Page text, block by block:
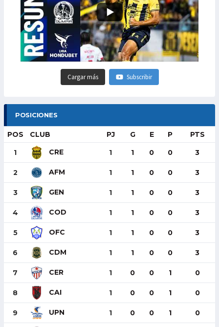
Cargar más Subscribir
POSICIONES
POS CLUB PJ G E P PTS
1 CRE 1 1 0 0 3
2 AFM 1 1 0 0 3
3 GEN 1 1 0 0 3
4 COD 1 1 0 0 3
5 OFC 1 1 0 0 3
6 CDM 1 1 0 0 3
7 CER 1 0 0 1 0
8 CAI 1 0 0 1 0
9 UPN 1 0 0 1 0